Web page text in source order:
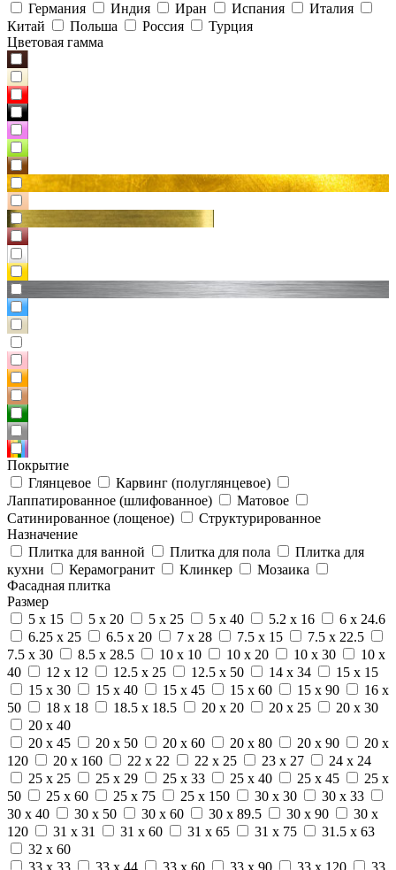
Германия
Индия Иран Испания
Италия
Китай
Польша Россия
Турция
Цветовая гамма
Покрытие
Глянцевое
Карвинг (полуглянцевое)
Лаппатированное (шлифованное)
Матовое
Сатинированное (лощеное)
Структурированное
Назначение
Плитка для ванной
Плитка для пола
Плитка для
кухни
Керамогранит Клинкер
Мозаика
Фасадная плитка
Размер
5 x 15
5 x 20 5 x 25 5 x 40 5.2 x 16
6 x 24.6
6.25 x 25
6.5 x 20 7 x 28 7.5 x 15
7.5 x 22.5
7.5 x 30
8.5 x 28.5 10 x 10 10 x 20 10 x 30
10 x
40
12 x 12 12.5 x 25 12.5 x 50 14 x 34
15 x 15
15 x 30
15 x 40 15 x 45 15 x 60 15 x 90
16 x
50
18 x 18 18.5 x 18.5 20 x 20 20 x 25
20 x 30
20 x 40
20 x 45
20 x 50 20 x 60 20 x 80 20 x 90
20 x
120
20 x 160 22 x 22 22 x 25 23 x 27
24 x 24
25 x 25
25 x 29 25 x 33 25 x 40 25 x 45
25 x
50
25 x 60 25 x 75 25 x 150 30 x 30
30 x 33
30 x 40
30 x 50 30 x 60 30 x 89.5 30 x 90
30 x
120
31 x 31 31 x 60 31 x 65 31 x 75
31.5 x 63
32 x 60
33 x 33
33 x 44 33 x 60 33 x 90 33 x 120
33